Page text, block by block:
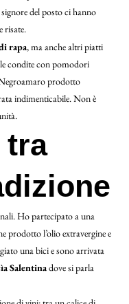
del posto ci hanno
risate.
rapa, ma anche altri piatti
condite con pomodori
prodotto
indimenticabile. Non è
tra
Ho partecipato a una
prodotto l’olio extravergine e
una bici e sono arrivata
Salentinadove si parla